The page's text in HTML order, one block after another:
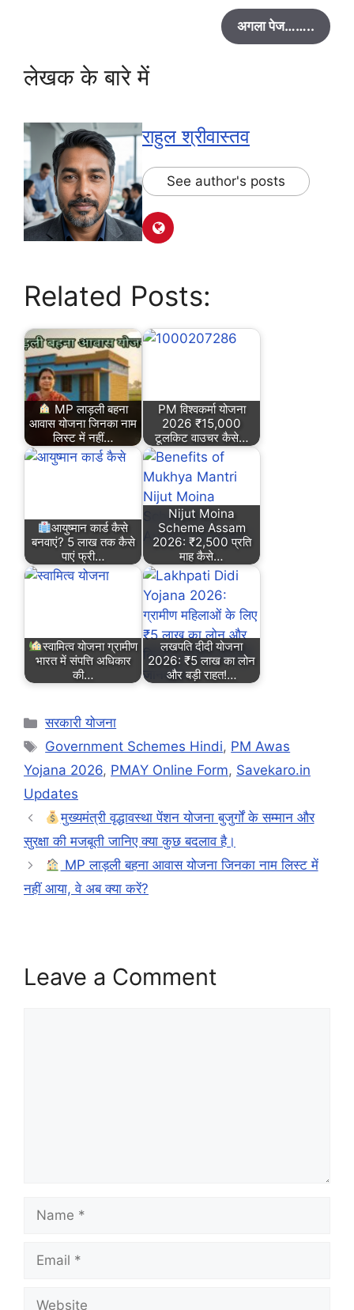
अगला पेज……..
लेखक के बारे में
राहुल श्रीवास्तव
See author's posts
Related Posts:
MP लाड़ली बहना
आवास योजना जिनका नाम
लिस्ट में नहीं…
PM विश्वकर्मा योजना
2026 ₹15,000
टूलकिट वाउचर कैसे…
आयुष्मान कार्ड कैसे
बनवाएं? 5 लाख तक कैसे
पाएं फ्री…
Nijut Moina
Scheme Assam
2026: ₹2,500 प्रति
माह कैसे…
स्वामित्व योजना ग्रामीण
भारत में संपत्ति अधिकार
की…
लखपति दीदी योजना
2026: ₹5 लाख का लोन
और बड़ी राहत!…
Categories
सरकारी योजना
Tags
Government Schemes Hindi, PM Awas
Yojana 2026, PMAY Online Form, Savekaro.in
Updates
मुख्यमंत्री वृद्धावस्था पेंशन योजना बुजुर्गों के सम्मान और
सुरक्षा की मजबूती जानिए क्या कुछ बदलाव है।
MP लाड़ली बहना आवास योजना जिनका नाम लिस्ट में
नहीं आया, वे अब क्या करें?
Leave a Comment
Name
Email
Website